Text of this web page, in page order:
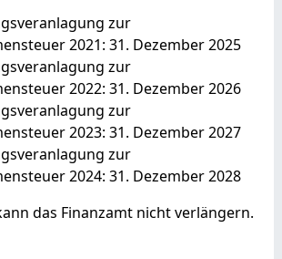
zur
2021: 31. Dezember 2025
zur
2022: 31. Dezember 2026
zur
2023: 31. Dezember 2027
zur
2024: 31. Dezember 2028
das Finanzamt nicht verlängern.